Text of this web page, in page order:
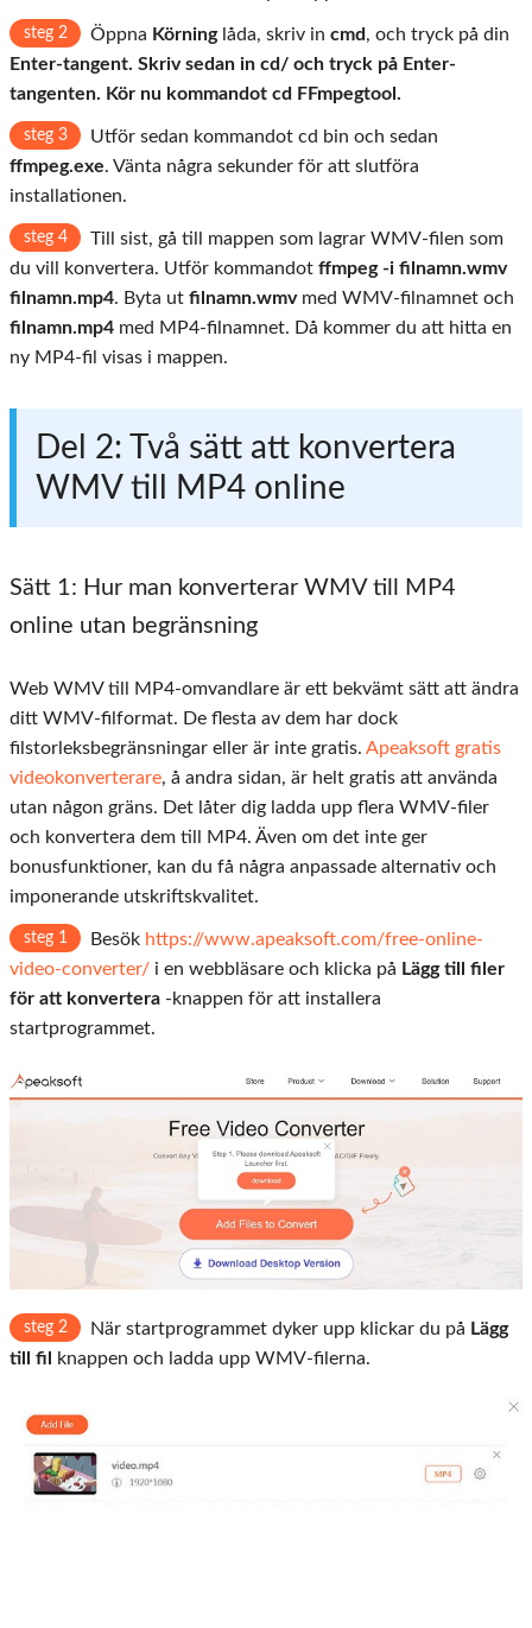
steg 2 Öppna Körninglåda, skriv in cmd, och tryck på din
Enter-tangent. Skriv sedan in cd/ och tryck på Enter-
tangenten. Kör nu kommandot cd FFmpegtool .
steg 3
Utför sedan kommandot cd bin och sedan
ffmpeg.exe. Vänta några sekunder för att slutföra
installationen.
steg 4
Till sist, gå till mappen som lagrar WMV-filen som
du vill konvertera. Utför kommandot ffmpeg -i filnamn.wmv
filnamn.mp4. Byta ut filnamn.wmvmed WMV-filnamnet och
filnamn.mp4 med MP4-filnamnet. Då kommer du att hitta en
ny MP4-fil visas i mappen.
Del 2: Två sätt att konvertera
WMV till MP4 online
Sätt 1: Hur man konverterar WMV till MP4
online utan begränsning
Web WMV till MP4-omvandlare är ett bekvämt sätt att ändra
ditt WMV-filformat. De flesta av dem har dock
filstorleksbegränsningar eller är inte gratis. Apeaksoft gratis
videokonverterare, å andra sidan, är helt gratis att använda
utan någon gräns. Det låter dig ladda upp flera WMV-filer
och konvertera dem till MP4. Även om det inte ger
bonusfunktioner, kan du få några anpassade alternativ och
imponerande utskriftskvalitet.
steg 1 Besök https://www.apeaksoft.com/free-online-
video-converter/ i en webbläsare och klicka på Lägg till filer
för att konvertera -knappen för att installera
startprogrammet.
steg 2 När startprogrammet dyker upp klickar du på Lägg
till fil
knappen och ladda upp WMV-filerna.